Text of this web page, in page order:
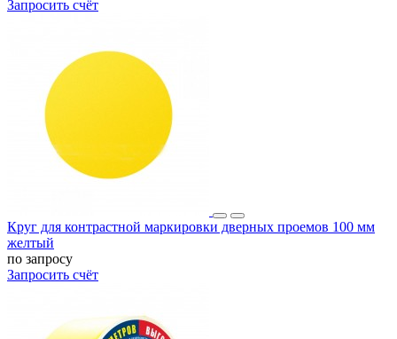
Запросить счёт
Круг для контрастной маркировки дверных проемов 100 мм
желтый
по запросу
Запросить счёт